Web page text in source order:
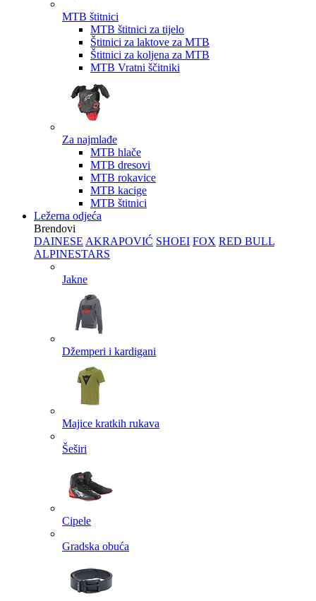
MTB štitnici
MTB štitnici za tijelo
Štitnici za laktove za MTB
Štitnici za koljena za MTB
MTB Vratni ščitniki
Za najmlađe
MTB hlače
MTB dresovi
MTB rokavice
MTB kacige
MTB štitnici
Ležerna odjeća
Brendovi
DAINESE AKRAPOVIĆ SHOEI FOX RED BULL
ALPINESTARS
Jakne
Džemperi i kardigani
Majice kratkih rukava
Šeširi
Cipele
Gradska obuća